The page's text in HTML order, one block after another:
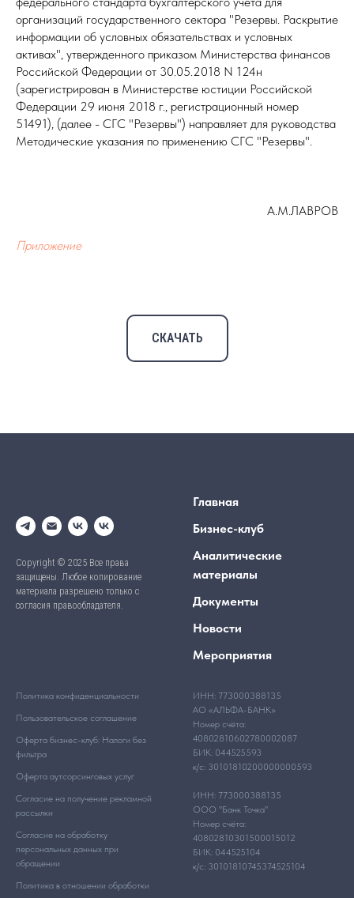
организаций государственного сектора "Резервы. Раскрытие
информации об условных обязательствах и условных
активах", утвержденного приказом Министерства финансов
Российской Федерации от 30.05.2018 N 124н
(зарегистрирован в Министерстве юстиции Российской
Федерации 29 июня 2018 г., регистрационный номер
51491), (далее - СГС "Резервы") направляет для руководства
Методические указания по применению СГС "Резервы".
А.М.ЛАВРОВ
Приложение
СКАЧАТЬ
Copyright © 2025 Все права
защищены. Любое копирование
материала разрешено только с
согласия правообладателя.
Главная
Бизнес-клуб
Аналитические
материалы
Документы
Новости
Мероприятия
Политика конфиденциальности
Пользовательское соглашение
Оферта бизнес-клуб: Налоги без
фильтра
Оферта аутсорсинговых услуг
Согласие на получение рекламной
рассылки
Согласие на обработку
персональных данных при
обращении
Политика в отношении обработки
ИНН: 773000388135
АО «АЛЬФА-БАНК»
Номер счёта:
40802810602780002087
БИК: 044525593
к/с: 30101810200000000593
ИНН: 773000388135
ООО "Банк Точка"
Номер счёта:
40802810301500015012
БИК: 044525104
к/с: 30101810745374525104